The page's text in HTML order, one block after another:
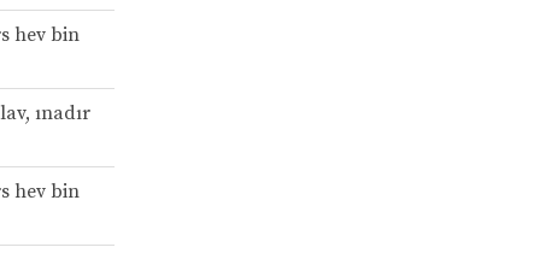
hev bin
ınadır
hev bin